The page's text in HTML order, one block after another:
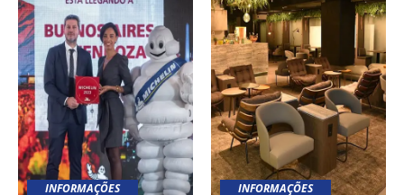
INFORMAÇÕES INFORMAÇÕES